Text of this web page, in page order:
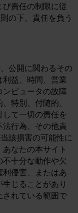
責任の制限に従
の下、責任を負う
公開に関わるその
益、時間、営業
ピュータの故障
特別、付随的、
て一切の責任を
行為、その他責
該損害の可能性に
なたの本サイト
十分な動作や欠
侵害、またはあ
じることがあり
されている範囲で